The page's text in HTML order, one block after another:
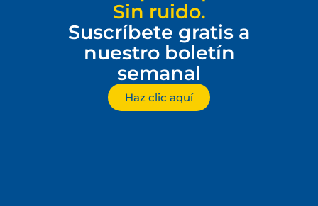
Sin ruido.
Suscríbete gratis a
nuestro boletín
semanal
Haz clic aquí